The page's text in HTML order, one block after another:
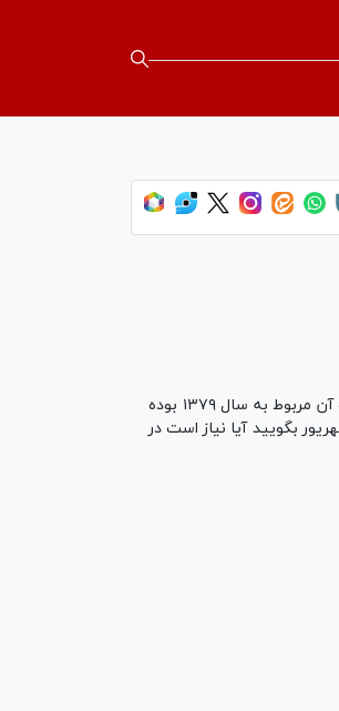
حجت‌الاسلام والمسلمین محسنی اژه‌ای در نشست هم‌اندیشی با مدیران و اصحاب رسانه گفت: قانون مطبوعات در سال ۱۳۶۴ نوشته شده و اصلاحات عمده آن مربوط به سال ۱۳۷۹ بوده
بگویید آیا نیاز است در